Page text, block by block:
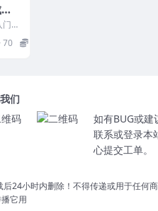
合
小
70
们
如有BUG或建
联系或登录本
心提交工单。
24小时内删除！不得传递或用于任何
它用